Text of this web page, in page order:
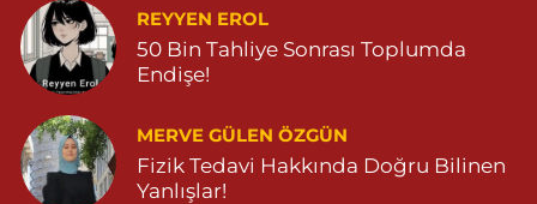
REYYEN EROL
50 Bin Tahliye Sonrası Toplumda
Endişe!
MERVE GÜLEN ÖZGÜN
Fizik Tedavi Hakkında Doğru Bilinen
Yanlışlar!